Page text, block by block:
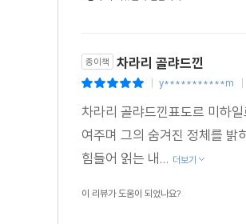
종이책 차라리 골랴드낀
y***********m
차라리 골랴드낀표도르 미하
여주며 그의 숨겨진 정체를 밝
힘들어 읽는 내... 더보기
이 리뷰가 도움이 되었나요?